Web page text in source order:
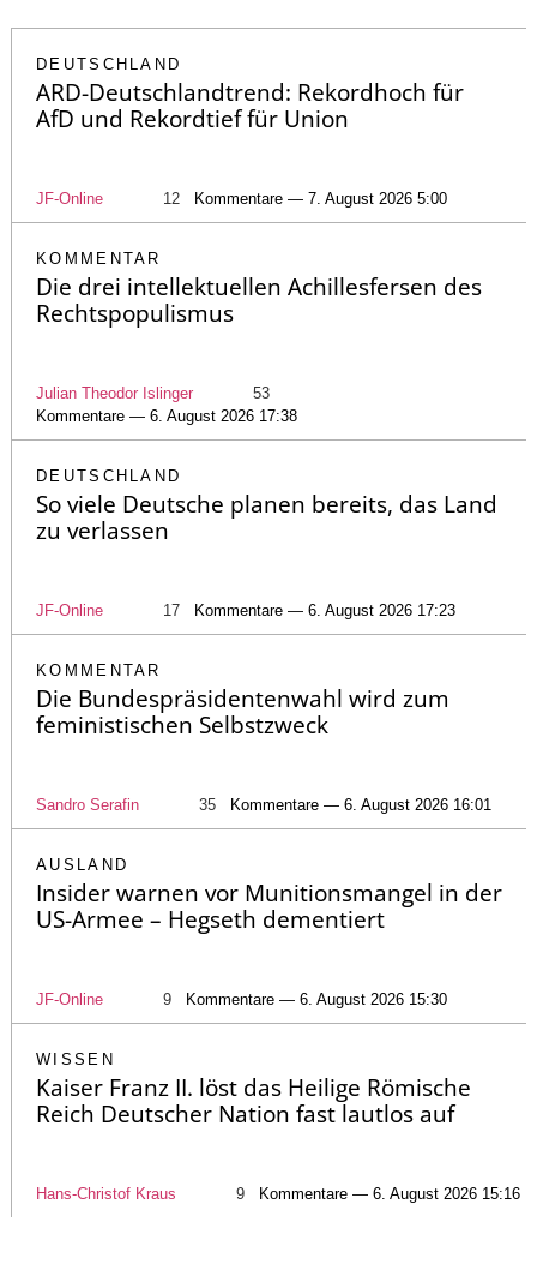
DEUTSCHLAND
ARD-Deutschlandtrend: Rekordhoch für
AfD und Rekordtief für Union
JF-Online 12 Kommentare — 7. August 2026 5:00
KOMMENTAR
Die drei intellektuellen Achillesfersen des
Rechtspopulismus
Julian Theodor Islinger
53
Kommentare — 6. August 2026 17:38
DEUTSCHLAND
So viele Deutsche planen bereits, das Land
zu verlassen
JF-Online 17 Kommentare — 6. August 2026 17:23
KOMMENTAR
Die Bundespräsidentenwahl wird zum
feministischen Selbstzweck
Sandro Serafin 35 Kommentare — 6. August 2026 16:01
AUSLAND
Insider warnen vor Munitionsmangel in der
US-Armee – Hegseth dementiert
JF-Online 9 Kommentare — 6. August 2026 15:30
WISSEN
Kaiser Franz II. löst das Heilige Römische
Reich Deutscher Nation fast lautlos auf
Hans-Christof Kraus 9 Kommentare — 6. August 2026 15:16